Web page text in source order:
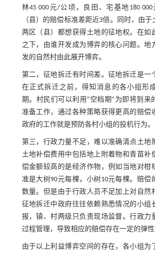
林45 000元/公顷，良田、宅基地180
（县）的赔偿标准差距近3倍。同时，由于
两区（县）都想获得土地的征地权。在如
之下，由谁开发成为博弈的核心问题。地
发的自然村由此展开博弈。
第二，征地拆迁有时间差。征地拆迁是一
在正式拆迁之前，得知消息的各小组形
期。村民们可以利用“空档期”为即将到来
准备工作，通过各种策略获得更高的赔偿
政府的工作就是预防各村小组的投机行为。
第三，行政力量不足，难以准确清点土地
土地补偿费用中包括地上附着物和青苗补
偿金额较高的是经济作物，例如当地对柑
准是大树90元每棵，小树10元每棵。赔偿
数量。但是由于行政人员不足加上对自然
征地拆迁中政府往往依赖熟悉情况的小组
报，镇、村两级只负责现场监督。行政力
过程管理，导致相应的赔偿存在一定的弹性
由于以上利益博弈空间的存在，各小组为